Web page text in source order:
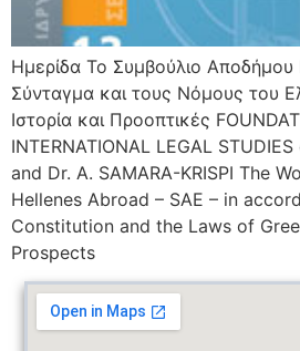
Ημερίδα Το Συμβούλιο Αποδήμου
Σύνταγμα και τους Νόμους του
Ιστορία και Προοπτικές
INTERNATIONAL LEGAL
and Dr. A. SAMARA-KRISPI The
Hellenes Abroad – SAE – in
Constitution and the Laws of
Prospects